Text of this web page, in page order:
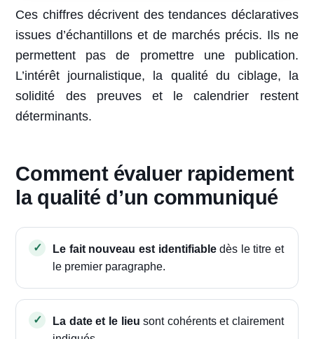
Ces chiffres décrivent des tendances déclaratives
issues d’échantillons et de marchés précis. Ils ne
permettent pas de promettre une publication.
L’intérêt journalistique, la qualité du ciblage, la
solidité des preuves et le calendrier restent
déterminants.
Comment évaluer rapidement
la qualité d’un communiqué
Le fait nouveau est identifiabledès le titre et
le premier paragraphe.
La date et le lieu sont cohérents et clairement